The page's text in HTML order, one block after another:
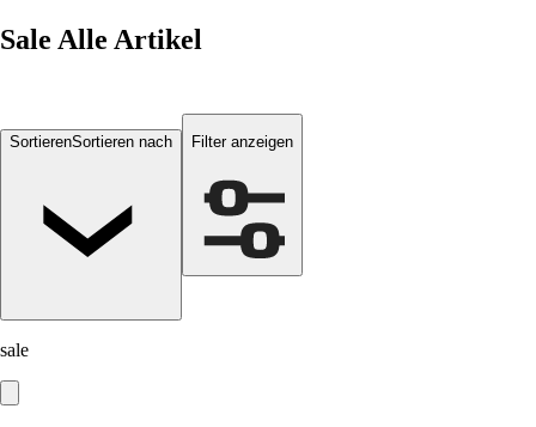
Sale Alle Artikel
SortierenSortieren nach Filter anzeigen
sale